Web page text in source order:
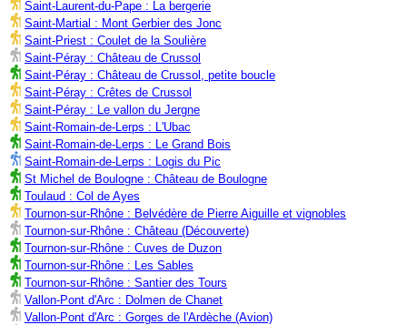
Saint-Laurent-du-Pape : La bergerie
Saint-Martial : Mont Gerbier des Jonc
Saint-Priest : Coulet de la Soulière
Saint-Péray : Château de Crussol
Saint-Péray : Château de Crussol, petite boucle
Saint-Péray : Crêtes de Crussol
Saint-Péray : Le vallon du Jergne
Saint-Romain-de-Lerps : L'Ubac
Saint-Romain-de-Lerps : Le Grand Bois
Saint-Romain-de-Lerps : Logis du Pic
St Michel de Boulogne : Château de Boulogne
Toulaud : Col de Ayes
Tournon-sur-Rhône : Belvédère de Pierre Aiguille et vignobles
Tournon-sur-Rhône : Château (Découverte)
Tournon-sur-Rhône : Cuves de Duzon
Tournon-sur-Rhône : Les Sables
Tournon-sur-Rhône : Santier des Tours
Vallon-Pont d'Arc : Dolmen de Chanet
Vallon-Pont d'Arc : Gorges de l'Ardèche (Avion)